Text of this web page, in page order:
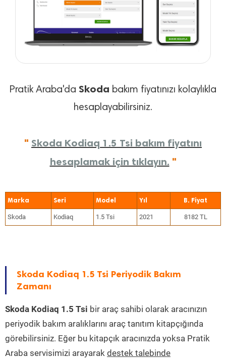
Pratik Araba'da Skoda bakım fiyatınızı kolaylıkla
hesaplayabilirsiniz.
" Skoda Kodiaq 1.5 Tsi bakım fiyatını
hesaplamak için tıklayın. "
Marka Seri Model Yıl
Skoda Kodiaq 1.5 Tsi 2021 8182 TL
Skoda Kodiaq 1.5 Tsi Periyodik Bakım
Zamanı
Skoda Kodiaq 1.5 Tsi bir araç sahibi olarak aracınızın
periyodik bakım aralıklarını araç tanıtım kitapçığında
görebilirsiniz. Eğer bu kitapçık aracınızda yoksa Pratik
Araba servisimizi arayarak destek talebinde